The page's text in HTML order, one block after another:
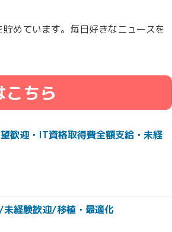
めています。毎日好きなニュースを
こちら
歓迎・IT資格取得費全額支給・未経
経験歓迎/移植・最適化